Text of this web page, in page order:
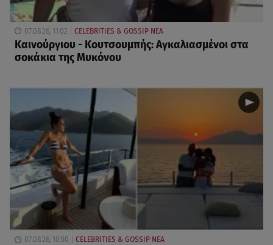
07.08.26, 11:02 CELEBRITIES & GOSSIP ΝΕΑ
Καινούργιου - Κουτσουμπής: Αγκαλιασμένοι στα
σοκάκια της Μυκόνου
07.08.26, 10:50 CELEBRITIES & GOSSIP ΝΕΑ